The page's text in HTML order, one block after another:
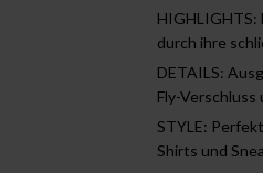
HIGHLIGHTS:
durch ihre
DETAILS:
Fly-
STYLE:
Shirts und